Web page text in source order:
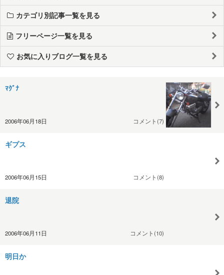
カテゴリ別記事一覧を見る
フリーページ一覧を見る
お気に入りブログ一覧を見る
ﾏｸﾞﾅ
2006年06月18日 コメント(7)
ギプス
2006年06月15日 コメント(8)
退院
2006年06月11日 コメント(10)
明日か